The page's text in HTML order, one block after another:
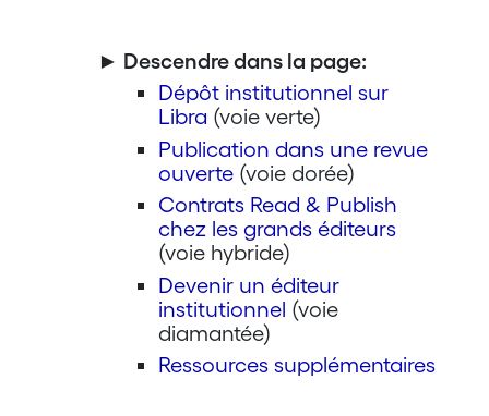
► Descendre dans la page:
Dépôt institutionnel sur
Libra (voie verte)
Publication dans une revue
ouverte(voie dorée)
Contrats Read & Publish
chez les grands éditeurs
(voie hybride)
Devenir un éditeur
institutionnel (voie
diamantée)
Ressources supplémentaires